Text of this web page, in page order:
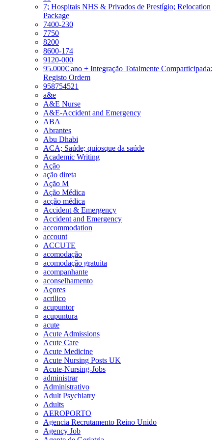
7; Hospitais NHS & Privados de Prestígio; Relocation
Package
7400-230
7750
8200
8600-174
9120-000
95.000€ ano + Integração Totalmente Comparticipada:
Registo Ordem
958754521
a&e
A&E Nurse
A&E-Accident and Emergency
ABA
Abrantes
Abu Dhabi
ACA; Saúde; quiosque da saúde
Academic Writing
Ação
ação direta
Ação M
Ação Médica
acção médica
Accident & Emergency
Accident and Emergency
accommodation
account
ACCUTE
acomodação
acomodação gratuita
acompanhante
aconselhamento
Açores
acrilico
acupuntor
acupuntura
acute
Acute Admissions
Acute Care
Acute Medicine
Acute Nursing Posts UK
Acute-Nursing-Jobs
administrar
Administrativo
Adult Psychiatry
Adults
AEROPORTO
Agencia Recrutamento Reino Unido
Agency Job